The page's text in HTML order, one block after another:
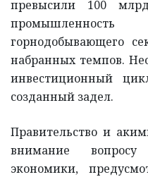
превысили 100
горнодобывающего
набранных темпов.
инвестиционный
созданный задел.
Правительство и
внимание
экономики,